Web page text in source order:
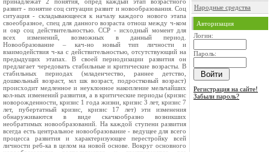
развит - понятие соц ситуа­ции развит и новообразования. Соц
ситуация - складывающееся к началу каждого нового этапа
своеобразное, спе­ц для данного возраста отнош между ч-ком
и окр соц дей­ствительностью. ССР - исходный момент для
всех изменений, возможных в данный период.
Новообразование – кач-но но­вый тип личности и
взаимодействия ч-ка с действительностью, отсутствующий на
предыдущих этапах. В своей периодизации развития он
предлагает чередовать ста­бильные и критические возрасты. В
стабильных периодах (младенче­ство, раннее детство,
дошкольный возраст, мл шк воз­раст, подростковый возраст)
происходит медленное и неук­лонное накопление мельчайших
кол-ных изменений развития, а в критические периоды (кризис
новорожденности, кризис 1 года жизни, кризис 3 лет, кризис 7
лет, пубертатный кризис, кризис 17 лет) эти изменения
обнаруживаются в виде скачко­образно возникших
необратимых новообразований. На каждой ступени развития
всегда есть центральное новообразо­вание - ведущее для всего
процесса развития и характеризую­щее перестройку всей
личности реб-ка в целом на новой основе. Вокруг основного
Народные средства
Авторизация
Логин:
Пароль:
Регистрация на сайте!
Забыли пароль?